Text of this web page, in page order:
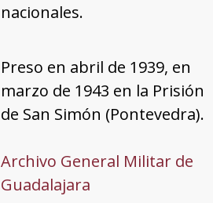
nacionales.
Preso en abril de 1939, en
marzo de 1943 en la Prisión
de San Simón (Pontevedra).
Archivo General Militar de
Guadalajara